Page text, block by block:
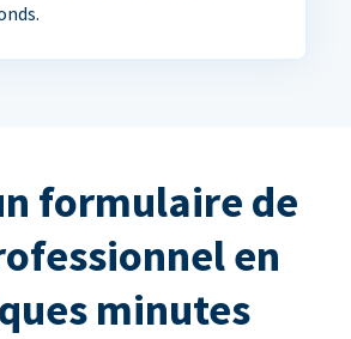
formulaire de
en
minutes